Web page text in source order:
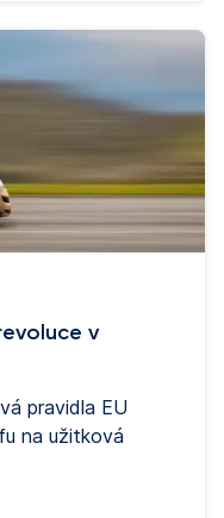
v
pravidla EU
na užitková